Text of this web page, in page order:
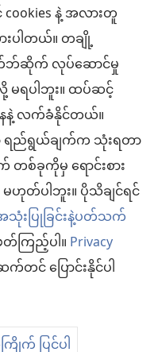
နဲ့ အလားတူ
ပါတယ်။ တချို့
က်ဘ်ဆိုက် လုပ်ဆောင်မှု
မရပါဘူး။ ထပ်ဆင့်
နဲ့ လက်ခံနိုင်တယ်။
ရည်ရွယ်ချက်က သုံးရတာ
စ်ခုကိုမှ ရောင်းစား
မဟုတ်ပါဘူး။ ပိုသိချင်ရင်
အသုံးပြုခြင်းနဲ့ပတ်သက်
တ်ကြည့်ပါ။Privacy
တင် ပြောင်းနိုင်ပါ
က် ပြင်ပါ
™
Society of Pennsylvania.